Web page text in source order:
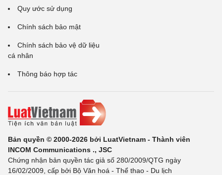
Quy ước sử dụng
Chính sách bảo mật
Chính sách bảo vệ dữ liệu
cá nhân
Thông báo hợp tác
Bản quyền © 2000-2026 bởi LuatVietnam - Thành viên
INCOM Communications ., JSC
Chứng nhận bản quyền tác giả số 280/2009/QTG ngày
16/02/2009, cấp bởi Bộ Văn hoá - Thể thao - Du lịch